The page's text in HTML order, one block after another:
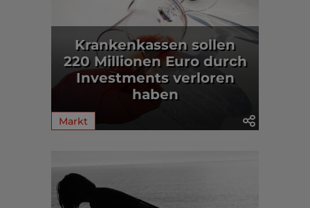
Krankenkassen sollen
220 Millionen Euro durch
Investments verloren
haben
Markt